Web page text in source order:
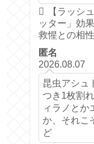
【ラッシ
ッター」効
救惺との相
匿名
2026.08.07
昆虫アシュ
つき1枚割
ィラノとか
か、それこ
ど